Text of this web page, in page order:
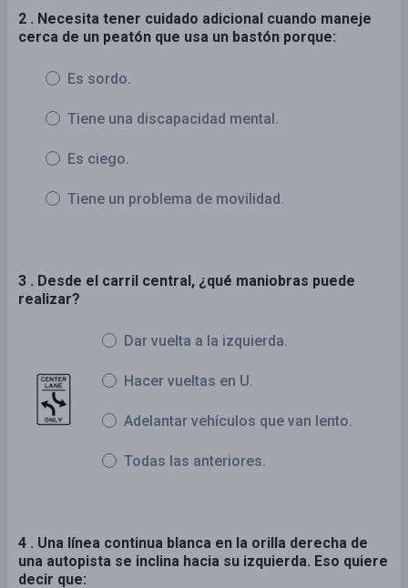
2 . Necesita tener cuidado adicional cuando maneje
cerca de un peatón que usa un bastón porque:
Es sordo.
Tiene una discapacidad mental.
Es ciego.
Tiene un problema de movilidad.
3 . Desde el carril central, ¿qué maniobras puede
realizar?
Dar vuelta a la izquierda.
Hacer vueltas en U.
Adelantar vehículos que van lento.
Todas las anteriores.
4 . Una línea continua blanca en la orilla derecha de
una autopista se inclina hacia su izquierda. Eso quiere
decir que: